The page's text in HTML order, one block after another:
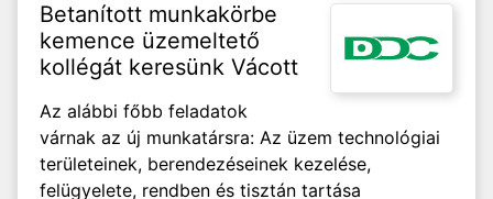
Betanított munkakörbe
kemence üzemeltető
kollégát keresünk Vácott
Az alábbi főbb feladatok
várnak az új munkatársra: Az üzem technológiai
területeinek, berendezéseinek kezelése,
felügyelete, rendben és tisztán tartása